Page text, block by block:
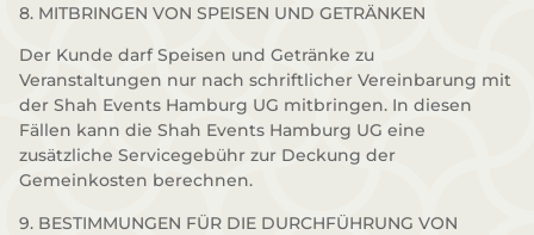
8. MITBRINGEN VON SPEISEN UND GETRÄNKEN
Der Kunde darf Speisen und Getränke zu
Veranstaltungen nur nach schriftlicher Vereinbarung mit
der Shah Events Hamburg UG mitbringen. In diesen
Fällen kann die Shah Events Hamburg UG eine
zusätzliche Servicegebühr zur Deckung der
Gemeinkosten berechnen.
9. BESTIMMUNGEN FÜR DIE DURCHFÜHRUNG VON